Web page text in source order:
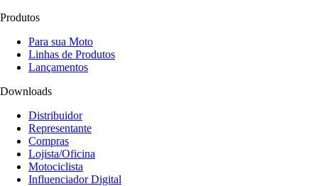
Produtos
Para sua Moto
Linhas de Produtos
Lançamentos
Downloads
Distribuidor
Representante
Compras
Lojista/Oficina
Motociclista
Influenciador Digital